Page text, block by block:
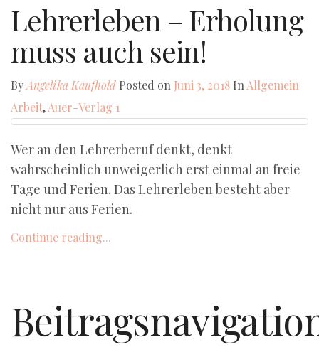
Lehrerleben – Erholung
muss auch sein!
ByAngelika Kaufhold Posted on Juni 3, 2018 In Allgemein
Arbeit,Auer-Verlag 1
Wer an den Lehrerberuf denkt, denkt
wahrscheinlich unweigerlich erst einmal an freie
Tage und Ferien. Das Lehrerleben besteht aber
nicht nur aus Ferien.
Continue reading...